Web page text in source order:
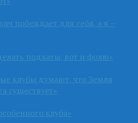
побеждает для себя, а я –
подкаты, вот и фолю»
клубы думают, что Земля
существует»
клуба»